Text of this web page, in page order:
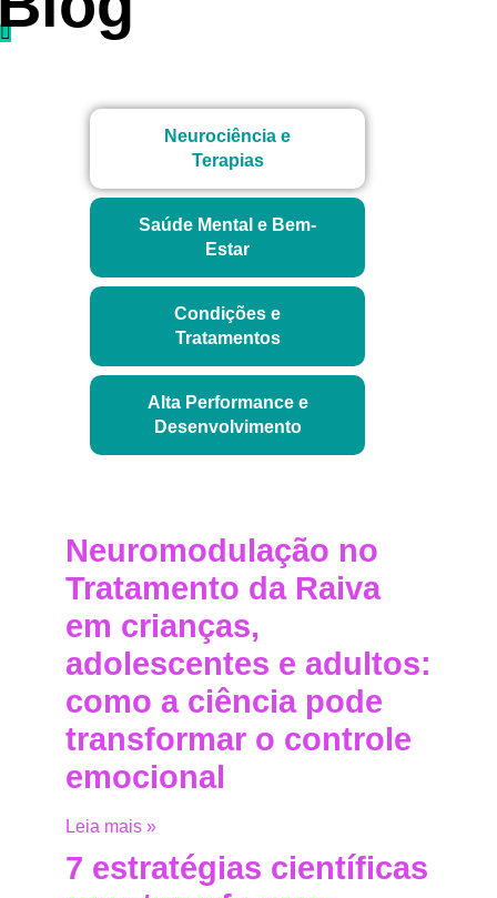
Neurociência e
Terapias
Saúde Mental e Bem-
Estar
Condições e
Tratamentos
Alta Performance e
Desenvolvimento
Neuromodulação no
Tratamento da Raiva
em crianças,
adolescentes e adultos:
como a ciência pode
transformar o controle
emocional
Leia mais »
7 estratégias científicas